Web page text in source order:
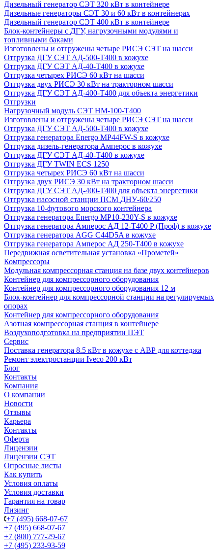
Дизельный генератор СЭТ 320 кВт в контейнере
Дизельные генераторы СЭТ 30 и 60 кВт в контейнерах
Дизельный генератор СЭТ 400 кВт в контейнере
Блок-контейнеры с ДГУ, нагрузочными модулями и
топливными баками
Изготовлены и отгружены четыре РИСЭ СЭТ на шасси
Отгрузка ДГУ СЭТ АД-500-Т400 в кожухе
Отгрузка ДГУ СЭТ АД-40-Т400 в кожухе
Отгрузка четырех РИСЭ 60 кВт на шасси
Отгрузка двух РИСЭ 30 кВт на тракторном шасси
Отгрузка ДГУ СЭТ АД-400-Т400 для объекта энергетики
Отгрузки
Нагрузочный модуль СЭТ НМ-100-Т400
Изготовлены и отгружены четыре РИСЭ СЭТ на шасси
Отгрузка ДГУ СЭТ АД-500-Т400 в кожухе
Отгрузка генератора Energo MP44FW-S в кожухе
Отгрузка дизель-генератора Амперос в кожухе
Отгрузка ДГУ СЭТ АД-40-Т400 в кожухе
Отгрузка ДГУ TWIN ECS 1250
Отгрузка четырех РИСЭ 60 кВт на шасси
Отгрузка двух РИСЭ 30 кВт на тракторном шасси
Отгрузка ДГУ СЭТ АД-400-Т400 для объекта энергетики
Отгрузка насосной станции ПСМ ДНУ-60/250
Отгрузка 10-футового морского контейнера
Отгрузка генератора Energo MP10-230Y-S в кожухе
Отгрузка генератора Амперос АД 12-Т400 P (Проф) в кожухе
Отгрузка генератора AGG C44D5A в кожухе
Отгрузка генератора Амперос АД 250-Т400 в кожухе
Передвижная осветительная установка «Прометей»
Компрессоры
Модульная компрессорная станция на базе двух контейнеров
Контейнер для компрессорного оборудования
Контейнер для компрессорного оборудования 12 м
Блок-контейнер для компрессорной станции на регулируемых
опорах
Контейнер для компрессорного оборудования
Азотная компрессорная станция в контейнере
Воздухоподготовка на предприятии ПЭТ
Сервис
Поставка генератора 8.5 кВт в кожухе с АВР для коттеджа
Ремонт электростанции Iveco 200 кВт
Блог
Контакты
Компания
О компании
Новости
Отзывы
Карьера
Контакты
Оферта
Лицензии
Лицензии СЭТ
Опросные листы
Как купить
Условия оплаты
Условия доставки
Гарантия на товар
Лизинг
+7 (495) 668-07-67
+7 (495) 668-07-67
+7 (800) 777-29-67
+7 (495) 233-93-59